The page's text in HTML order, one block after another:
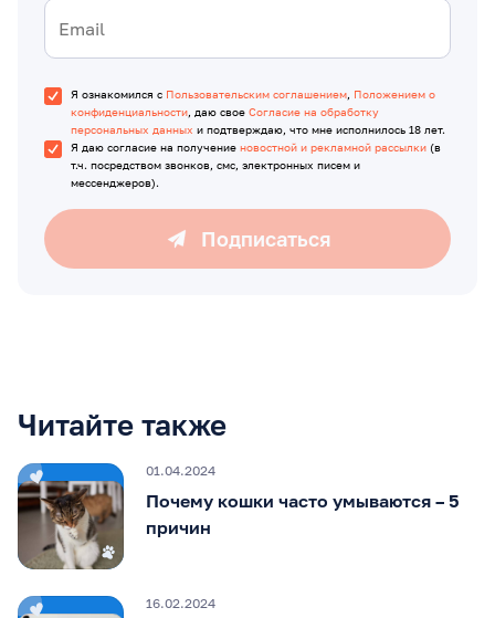
Я ознакомился с Пользовательским соглашением, Положением о
конфиденциальности, даю свое Согласие на обработку
персональных данных и подтверждаю, что мне исполнилось 18 лет.
Я даю согласие на получение новостной и рекламной рассылки (в
т.ч. посредством звонков, смс, электронных писем и
мессенджеров).
Подписаться
Читайте также
01.04.2024
Почему кошки часто умываются – 5
причин
16.02.2024